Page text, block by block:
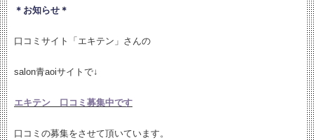
＊お知らせ＊
口コミサイト「エキテン」さんの
salon青aoiサイトで↓
エキテン 口コミ募集中です
口コミの募集をさせて頂いています。